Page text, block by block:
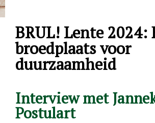
BRUL! Lente 2024:
broedplaats voor
duurzaamheid
Interview met
Postulart